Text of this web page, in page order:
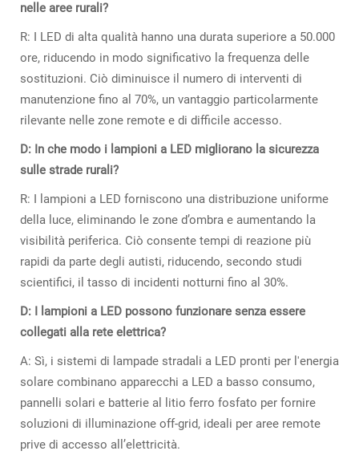
nelle aree rurali?
R: I LED di alta qualità hanno una durata superiore a 50.000
ore, riducendo in modo significativo la frequenza delle
sostituzioni. Ciò diminuisce il numero di interventi di
manutenzione fino al 70%, un vantaggio particolarmente
rilevante nelle zone remote e di difficile accesso.
D: In che modo i lampioni a LED migliorano la sicurezza
sulle strade rurali?
R: I lampioni a LED forniscono una distribuzione uniforme
della luce, eliminando le zone d’ombra e aumentando la
visibilità periferica. Ciò consente tempi di reazione più
rapidi da parte degli autisti, riducendo, secondo studi
scientifici, il tasso di incidenti notturni fino al 30%.
D: I lampioni a LED possono funzionare senza essere
collegati alla rete elettrica?
A: Sì, i sistemi di lampade stradali a LED pronti per l'energia
solare combinano apparecchi a LED a basso consumo,
pannelli solari e batterie al litio ferro fosfato per fornire
soluzioni di illuminazione off-grid, ideali per aree remote
prive di accesso all’elettricità.